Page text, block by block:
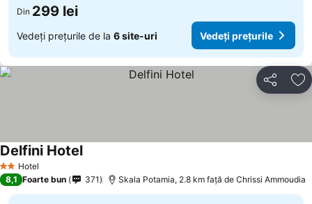
Din 299 lei
Vedeți prețurile de la 6 site-uri Vedeți prețurile
Distribuiți
2 SteleHotel
Delfini Hotel
8,1 Foarte bun 371 Skala Potamia, 2.8 km faţă de Chrissi Ammoudia